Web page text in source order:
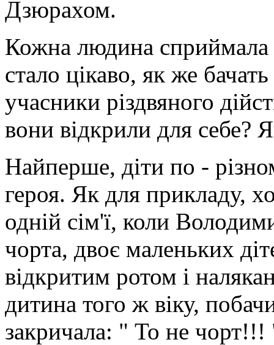
Дзюрахом.
Кожна людина
стало цікаво, як же
учасники різдвяного
вони відкрили для себе?
Найперше, діти по -
героя. Як для прикладу,
одній сім'ї, коли
чорта, двоє маленьких
відкритим ротом і
дитина того ж віку,
закричала: " То не чорт!!!